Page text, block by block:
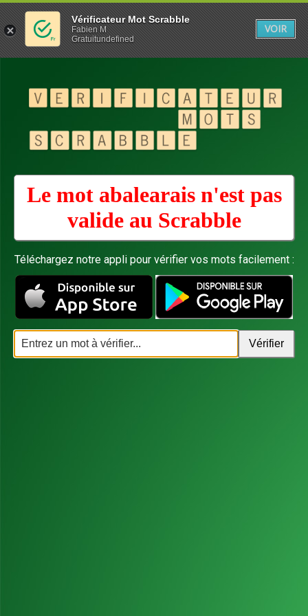
Le mot abalearais n'est pas
valide au Scrabble
Téléchargez notre appli pour vérifier vos mots facilement :
Vérificateur Mot Scrabble
Fabien M
Gratuitundefined
VOIR